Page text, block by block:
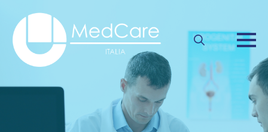
Search